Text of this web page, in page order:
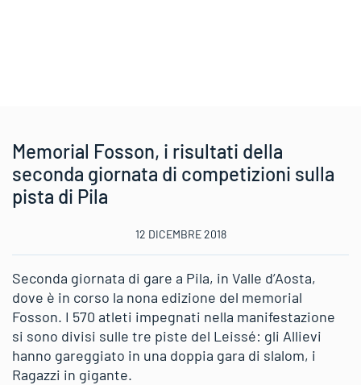
Memorial Fosson, i risultati della
seconda giornata di competizioni sulla
pista di Pila
12 DICEMBRE 2018
Seconda giornata di gare a Pila, in Valle d’Aosta,
dove è in corso la nona edizione del memorial
Fosson. I 570 atleti impegnati nella manifestazione
si sono divisi sulle tre piste del Leissé: gli Allievi
hanno gareggiato in una doppia gara di slalom, i
Ragazzi in gigante.